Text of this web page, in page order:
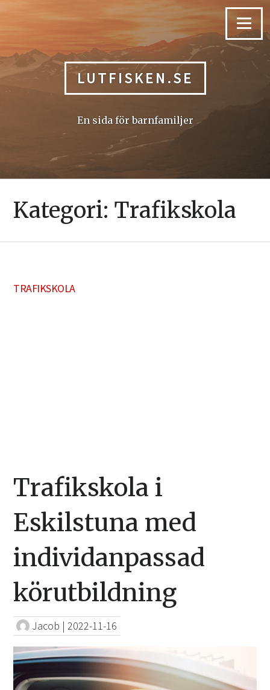
Menu
LUTFISKEN.SE
En sida för barnfamiljer
Kategori: Trafikskola
TRAFIKSKOLA
Trafikskola i
Eskilstuna med
individanpassad
körutbildning
Jacob |2022-11-16